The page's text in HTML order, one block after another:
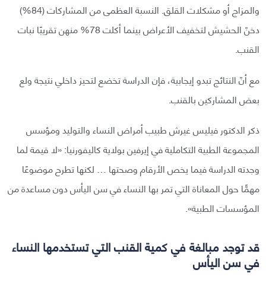
والمزاج أو مشكلات القلق. النسبة العظمى من المشاركات (84%)
دخنّ الحشيش لتخفيف الأعراض بينما أكلت 78% منهن تقريبًا نبات
القنب.
مع أنّ النتائج تبدو إيجابية، فإن الدراسة تخضع لتحيز داخلي نتيجة ولع
بعض المشاركين بالقنب.
ذكر الدكتور فيليس غيرش طبيب أمراض النساء والتوليد ومؤسس
المجموعة الطبية التكاملية في إيرفين بولاية كاليفورنيا: «لا قيمة لما
وجدته الدراسة فيما يخص الأرقام وصحتها … لكنها تطرح موضوعًا
مهمًّا حول المعاناة التي تمر بها النساء في سن اليأس دون مساعدة من
المؤسسات الطبية».
قد توجد مبالغة في كمية القنب التي تستخدمها النساء
في سن اليأس